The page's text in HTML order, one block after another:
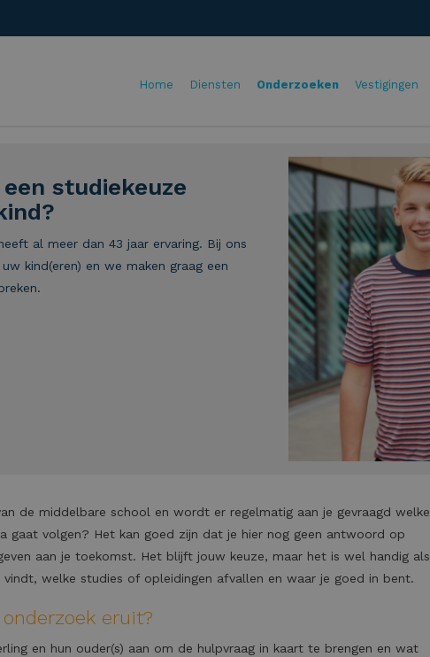
Home Diensten Onderzoeken Vestigingen
studiekeuze
al meer dan 43 jaar ervaring. Bij ons
kind(eren) en we maken graag een
de middelbare school en wordt er regelmatig aan je gevraagd welke
gaat volgen? Het kan goed zijn dat je hier nog geen antwoord op
aan je toekomst. Het blijft jouw keuze, maar het is wel handig als
welke studies of opleidingen afvallen en waar je goed in bent.
eruit?
en hun ouder(s) aan om de hulpvraag in kaart te brengen en wat